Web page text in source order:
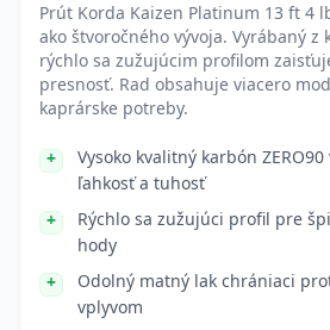
Prút Korda Kaizen Platinum 13 ft 4
ako štvoročného vývoja. Vyrábaný z
rýchlo sa zužujúcim profilom
presnosť. Rad obsahuje viacero
kaprárske potreby.
Vysoko kvalitný karbón
ľahkosť a tuhosť
Rýchlo sa zužujúci profil pre
hody
Odolný matný lak chrániaci
vplyvom